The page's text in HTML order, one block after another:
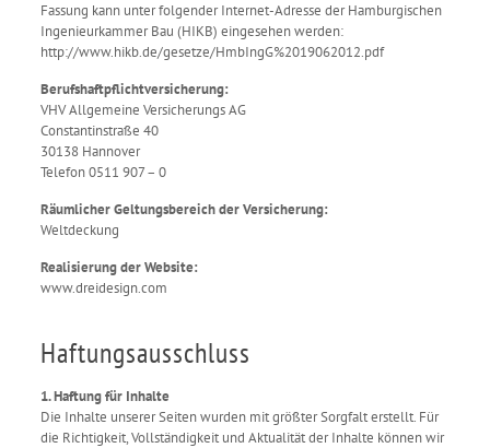
Fassung kann unter folgender Internet-Adresse der Hamburgischen
Ingenieurkammer Bau (HIKB) eingesehen werden:
http://www.hikb.de/gesetze/HmbIngG%2019062012.pdf
Berufshaftpflichtversicherung:
VHV Allgemeine Versicherungs AG
Constantinstraße 40
30138 Hannover
Telefon 0511 907 – 0
Räumlicher Geltungsbereich der Versicherung:
Weltdeckung
Realisierung der Website:
www.dreidesign.com
Haftungsausschluss
1. Haftung für Inhalte
Die Inhalte unserer Seiten wurden mit größter Sorgfalt erstellt. Für
die Richtigkeit, Vollständigkeit und Aktualität der Inhalte können wir